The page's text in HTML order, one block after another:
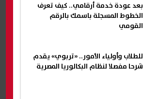
بعد عودة خدمة أرقامي.. كيف تعرف
الخطوط المسجلة باسمك بالرقم
القومي
للطلاب وأولياء الأمور.. «تربوي» يقدم
شرحا مفصلا لنظام البكالوريا المصرية